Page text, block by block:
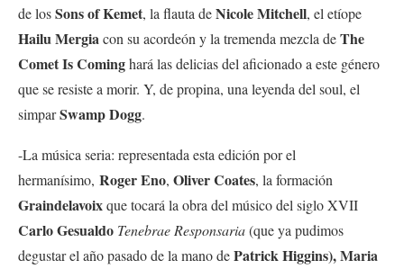
de losSons of Kemet, la flauta deNicole Mitchell, el etíope
Hailu Mergiacon su acordeón y la tremenda mezcla deThe
Comet Is Cominghará las delicias del aficionado a este género
que se resiste a morir. Y, de propina, una leyenda del soul, el
simparSwamp Dogg.
-La música seria: representada esta edición por el
hermanísimo, Roger Eno, Oliver Coates, la formación
Graindelavoixque tocará la obra del músico del siglo XVII
Carlo Gesualdo Tenebrae Responsaria(que ya pudimos
degustar el año pasado de la mano dePatrick Higgins),Maria